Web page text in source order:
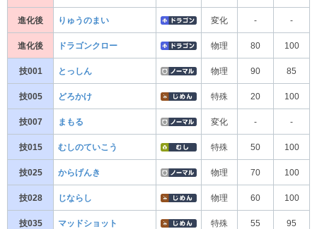
進化後 りゅうのまい 変化 - -
進化後 ドラゴンクロー 物理 80 100
技001 とっしん 物理 90 85
技005 どろかけ 特殊 20 100
技007 まもる 変化 - -
技015 むしのていこう 特殊 50 100
技025 からげんき 物理 70 100
技028 じならし 物理 60 100
技035 マッドショット 特殊 55 95